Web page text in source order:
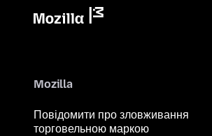
Mozilla
Повідомити про зловживання
торговельною маркою